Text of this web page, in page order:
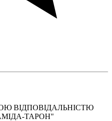
ВІДПОВІДАЛЬНІСТЮ
ТАРОН"